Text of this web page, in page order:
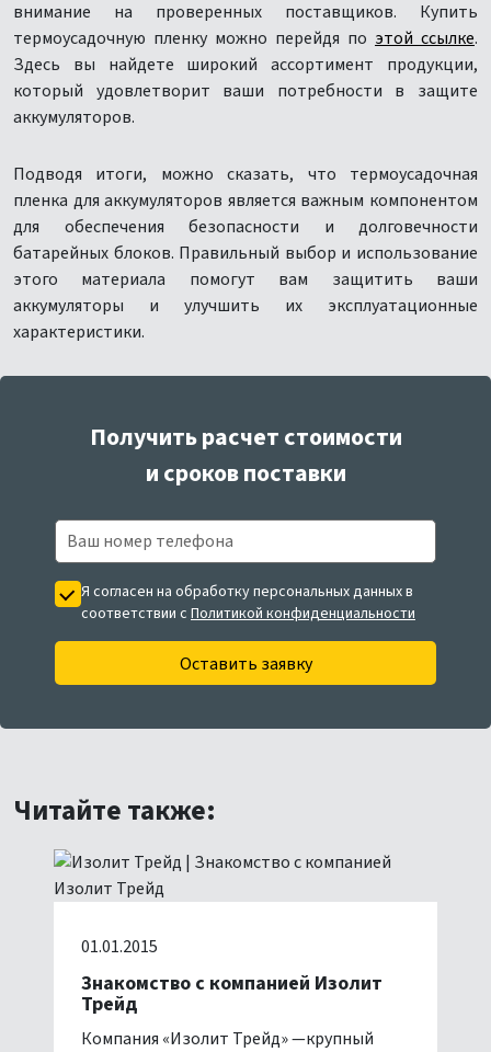
внимание на проверенных поставщиков. Купить
термоусадочную пленку можно перейдя по этой ссылке.
Здесь вы найдете широкий ассортимент продукции,
который удовлетворит ваши потребности в защите
аккумуляторов.
Подводя итоги, можно сказать, что термоусадочная
пленка для аккумуляторов является важным компонентом
для обеспечения безопасности и долговечности
батарейных блоков. Правильный выбор и использование
этого материала помогут вам защитить ваши
аккумуляторы и улучшить их эксплуатационные
характеристики.
Получить расчет стоимости
и сроков поставки
Я согласен на обработку персональных данных в
соответствии с Политикой конфиденциальности
Оставить заявку
Читайте также:
01.01.2015
Знакомство с компанией Изолит
Трейд
Компания «Изолит Трейд» —крупный